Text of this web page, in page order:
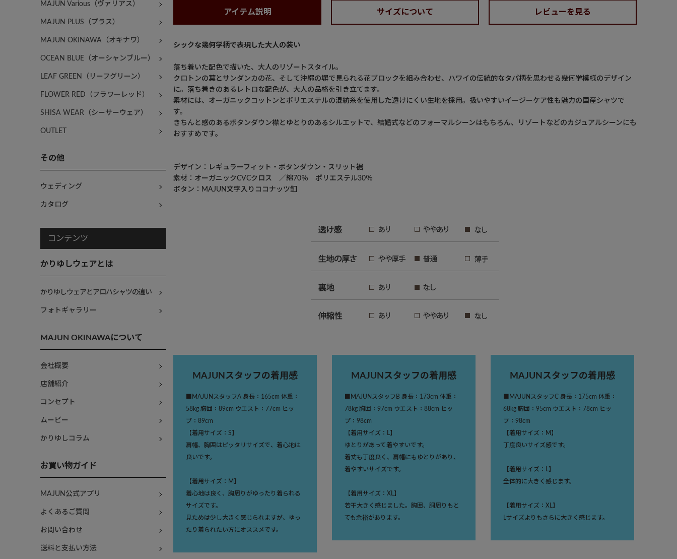
MAJUN Various（ヴァリアス）
MAJUN PLUS（プラス）
MAJUN OKINAWA（オキナワ）
OCEAN BLUE（オーシャンブルー）
LEAF GREEN（リーフグリーン）
FLOWER RED（フラワーレッド）
SHISA WEAR（シーサーウェア）
OUTLET
その他
ウェディング
カタログ
コンテンツ
かりゆしウェアとは
かりゆしウェアとアロハシャツの違い
フォトギャラリー
MAJUN OKINAWAについて
会社概要
店舗紹介
コンセプト
ムービー
かりゆしコラム
お買い物ガイド
MAJUN公式アプリ
よくあるご質問
お問い合わせ
送料と支払い方法
アイテム説明 サイズについて レビューを見る
シックな幾何学柄で表現した大人の装い
落ち着いた配色で描いた、大人のリゾートスタイル。
クロトンの葉とサンダンカの花、そして沖縄の塀で見られる花ブロックを組み合わせ、ハワイの伝統的なタパ柄を思わせる幾何学模様のデザイン
に。落ち着きのあるレトロな配色が、大人の品格を引き立てます。
素材には、オーガニックコットンとポリエステルの混紡糸を使用した透けにくい生地を採用。扱いやすいイージーケア性も魅力の国産シャツで
す。
きちんと感のあるボタンダウン襟とゆとりのあるシルエットで、結婚式などのフォーマルシーンはもちろん、リゾートなどのカジュアルシーンにも
おすすめです。
デザイン：レギュラーフィット・ボタンダウン・スリット裾
素材：オーガニックCVCクロス ／綿70％ ポリエステル30％
ボタン：MAJUN文字入りココナッツ釦
MAJUNスタッフの着用感
■MAJUNスタッフA 身長：165cm 体重：
58kg 胸囲：89cm ウエスト：77cm ヒッ
プ：89cm
【着用サイズ：S】
肩幅、胸囲はピッタリサイズで、着心地は
良いです。
【着用サイズ：M】
着心地は良く、胸周りがゆったり着られる
サイズです。
見ためは少し大きく感じられますが、ゆっ
たり着られたい方にオススメです。
MAJUNスタッフの着用感
■MAJUNスタッフB 身長：173cm 体重：
78kg 胸囲：97cm ウエスト：88cm ヒッ
プ：98cm
【着用サイズ：L】
ゆとりがあって着やすいです。
着丈も丁度良く、肩幅にもゆとりがあり、
着やすいサイズです。
【着用サイズ：XL】
若干大きく感じました。胸囲、胴周りもと
ても余裕があります。
MAJUNスタッフの着用感
■MAJUNスタッフC 身長：175cm 体重：
68kg 胸囲：95cm ウエスト：78cm ヒッ
プ：98cm
【着用サイズ：M】
丁度良いサイズ感です。
【着用サイズ：L】
全体的に大きく感じます。
【着用サイズ：XL】
Lサイズよりもさらに大きく感じます。